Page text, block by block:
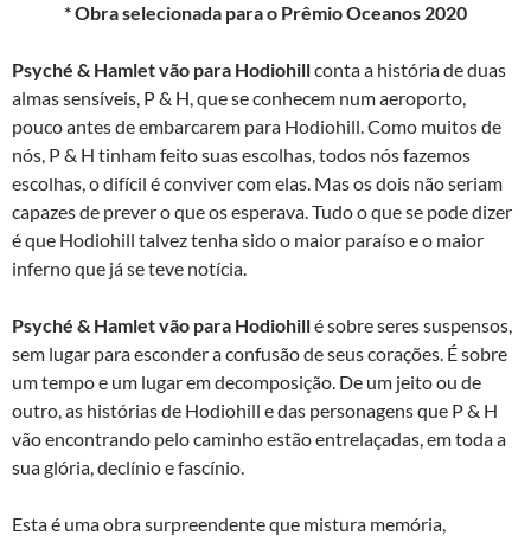
* Obra selecionada para o Prêmio Oceanos 2020
Psyché & Hamlet vão para Hodiohillconta a história de duas
almas sensíveis, P & H, que se conhecem num aeroporto,
pouco antes de embarcarem para Hodiohill. Como muitos de
nós, P & H tinham feito suas escolhas, todos nós fazemos
escolhas, o difícil é conviver com elas. Mas os dois não seriam
capazes de prever o que os esperava. Tudo o que se pode dizer
é que Hodiohill talvez tenha sido o maior paraíso e o maior
inferno que já se teve notícia.
Psyché & Hamlet vão para Hodiohillé sobre seres suspensos,
sem lugar para esconder a confusão de seus corações. É sobre
um tempo e um lugar em decomposição. De um jeito ou de
outro, as histórias de Hodiohill e das personagens que P & H
vão encontrando pelo caminho estão entrelaçadas, em toda a
sua glória, declínio e fascínio.
Esta é uma obra surpreendente que mistura memória,